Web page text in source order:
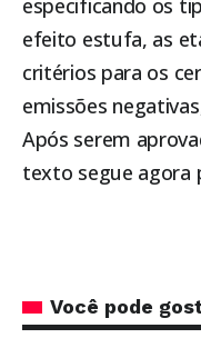
especificando os
efeito estufa, as
critérios para os
emissões
Após serem
texto segue agora
Você pode